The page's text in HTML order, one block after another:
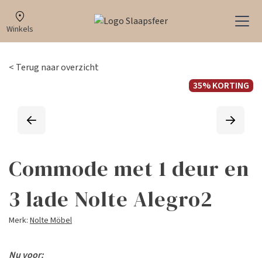
Winkels
< Terug naar overzicht
35% KORTING
Commode met 1 deur en
3 lade Nolte Alegro2
Merk: Nolte Möbel
Nu voor: